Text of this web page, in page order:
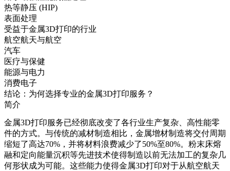
热等静压 (HIP)
表面处理
受益于金属3D打印的行业
航空航天与航空
汽车
医疗与保健
能源与电力
消费电子
结论：为何选择专业的金属3D打印服务？
简介
金属3D打印服务已经彻底改变了各行业生产复杂、高性能零
件的方式。与传统的减材制造相比，金属增材制造将交付周期
缩短了高达70%，并将材料浪费减少了50%至80%。粉末床熔
融和定向能量沉积等先进技术使得制造以前无法加工的复杂几
何形状成为可能。这些能力使得金属3D打印对于从航空航天